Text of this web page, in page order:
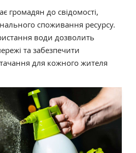
громадян до свідомості,
споживання ресурсу.
води дозволить
та забезпечити
для кожного жителя